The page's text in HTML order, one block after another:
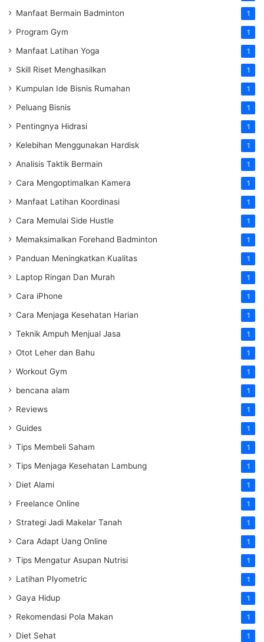
Manfaat Bermain Badminton 1
Program Gym 1
Manfaat Latihan Yoga 1
Skill Riset Menghasilkan 1
Kumpulan Ide Bisnis Rumahan 1
Peluang Bisnis 1
Pentingnya Hidrasi 1
Kelebihan Menggunakan Hardisk 1
Analisis Taktik Bermain 1
Cara Mengoptimalkan Kamera 1
Manfaat Latihan Koordinasi 1
Cara Memulai Side Hustle 1
Memaksimalkan Forehand Badminton 1
Panduan Meningkatkan Kualitas 1
Laptop Ringan Dan Murah 1
Cara iPhone 1
Cara Menjaga Kesehatan Harian 1
Teknik Ampuh Menjual Jasa 1
Otot Leher dan Bahu 1
Workout Gym 1
bencana alam 1
Reviews 1
Guides 1
Tips Membeli Saham 1
Tips Menjaga Kesehatan Lambung 1
Diet Alami 1
Freelance Online 1
Strategi Jadi Makelar Tanah 1
Cara Adapt Uang Online 1
Tips Mengatur Asupan Nutrisi 1
Latihan Plyometric 1
Gaya Hidup 1
Rekomendasi Pola Makan 1
Diet Sehat 1